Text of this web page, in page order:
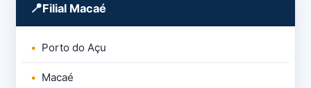
Filial Macaé
Porto do Açu
Macaé